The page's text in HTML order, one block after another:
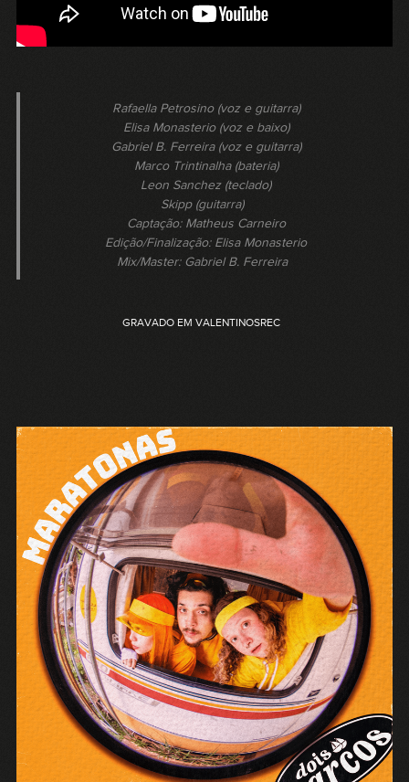
Rafaella Petrosino (voz e guitarra)
Elisa Monasterio (voz e baixo)
Gabriel B. Ferreira (voz e guitarra)
Marco Trintinalha (bateria)
Leon Sanchez (teclado)
Skipp (guitarra)
Captação: Matheus Carneiro
Edição/Finalização: Elisa Monasterio
Mix/Master: Gabriel B. Ferreira
GRAVADO EM VALENTINOSREC